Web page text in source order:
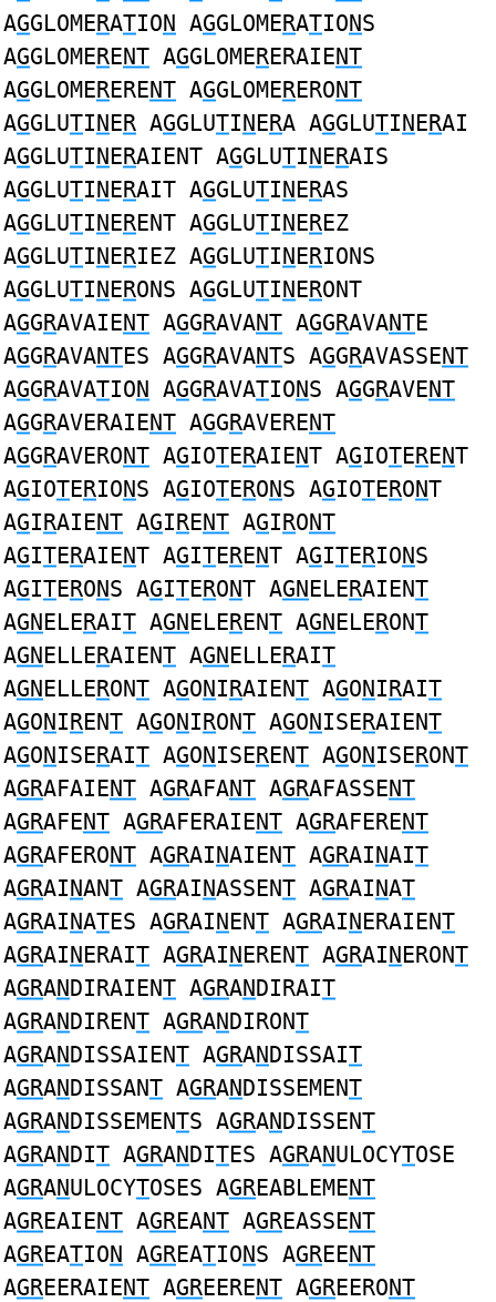
AGGLOMERATION AGGLOMERATIONS
AGGLOMERENT AGGLOMERERAIENT
AGGLOMERERENT AGGLOMERERONT
AGGLUTINER AGGLUTINERA AGGLUTINERAI
AGGLUTINERAIENT AGGLUTINERAIS
AGGLUTINERAIT AGGLUTINERAS
AGGLUTINERENT AGGLUTINEREZ
AGGLUTINERIEZ AGGLUTINERIONS
AGGLUTINERONS AGGLUTINERONT
AGGRAVAIENT AGGRAVANT AGGRAVANTE
AGGRAVANTES AGGRAVANTS AGGRAVASSENT
AGGRAVATION AGGRAVATIONS AGGRAVENT
AGGRAVERAIENT AGGRAVERENT
AGGRAVERONT AGIOTERAIENT AGIOTERENT
AGIOTERIONS AGIOTERONS AGIOTERONT
AGIRAIENT AGIRENT AGIRONT
AGITERAIENT AGITERENT AGITERIONS
AGITERONS AGITERONT AGNELERAIENT
AGNELERAIT AGNELERENT AGNELERONT
AGNELLERAIENT AGNELLERAIT
AGNELLERONT AGONIRAIENT AGONIRAIT
AGONIRENT AGONIRONT AGONISERAIENT
AGONISERAIT AGONISERENT AGONISERONT
AGRAFAIENT AGRAFANT AGRAFASSENT
AGRAFENT AGRAFERAIENT AGRAFERENT
AGRAFERONT AGRAINAIENT AGRAINAIT
AGRAINANT AGRAINASSENT AGRAINAT
AGRAINATES AGRAINENT AGRAINERAIENT
AGRAINERAIT AGRAINERENT AGRAINERONT
AGRANDIRAIENT AGRANDIRAIT
AGRANDIRENT AGRANDIRONT
AGRANDISSAIENT AGRANDISSAIT
AGRANDISSANT AGRANDISSEMENT
AGRANDISSEMENTS AGRANDISSENT
AGRANDIT AGRANDITES AGRANULOCYTOSE
AGRANULOCYTOSES AGREABLEMENT
AGREAIENT AGREANT AGREASSENT
AGREATION AGREATIONS AGREENT
AGREERAIENT AGREERENT AGREERONT